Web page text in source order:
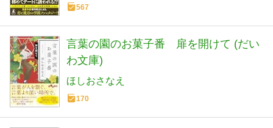
567
言葉の園のお菓子番 扉を開けて (だい
わ文庫)
ほしおさなえ
170